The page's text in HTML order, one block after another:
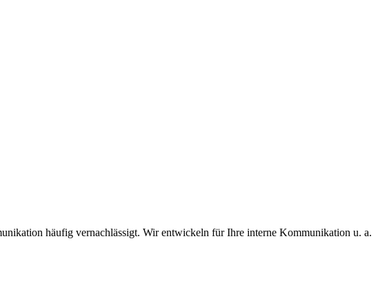
häufig vernachlässigt. Wir entwickeln für Ihre interne Kommunikation u. a.